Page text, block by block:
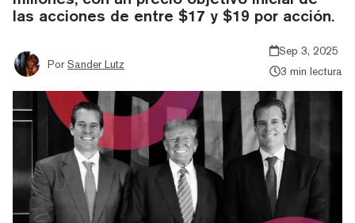
las acciones de entre $17 y $19 por acción.
Por Sander Lutz
Sep 3, 2025
3 min lectura